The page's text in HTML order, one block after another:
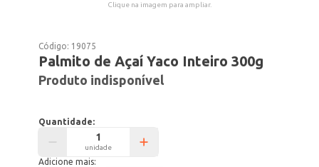
Clique na imagem para ampliar.
Código: 19075
Palmito de Açaí Yaco Inteiro 300g
Produto indisponível
Quantidade:
unidade
Adicione mais: